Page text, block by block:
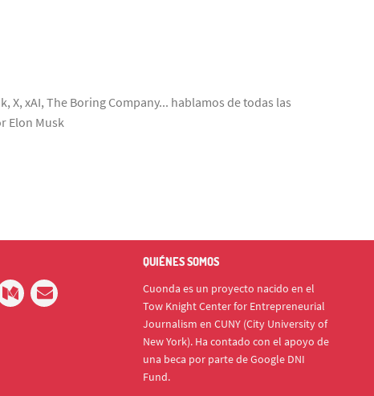
X, xAI, The Boring Company... hablamos de todas las
Elon Musk
QUIÉNES SOMOS
Cuonda es un proyecto nacido en el
Tow Knight Center for Entrepreneurial
Journalism en CUNY (City University of
New York). Ha contado con el apoyo de
una beca por parte de Google DNI
Fund.